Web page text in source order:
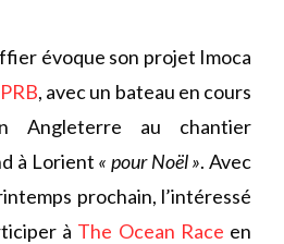
évoque son projet Imoca
PRB, avec un bateau en cours
Angleterre au chantier
à Lorient « pour Noël ». Avec
prochain, l’intéressé
à The Ocean Race en